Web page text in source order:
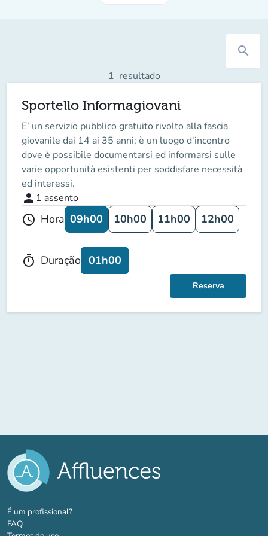
search
1 resultado
Sportello Informagiovani
E’ un servizio pubblico gratuito rivolto alla fascia
giovanile dai 14 ai 35 anni; è un luogo d'incontro
dove è possibile documentarsi ed informarsi sulle
varie opportunità esistenti per soddisfare necessità
ed interessi.
person 1 assento
schedule Hora 09h00 10h00 11h00 12h00
timer Duração 01h00
Reserva
É um profissional?(novo separador)
FAQ